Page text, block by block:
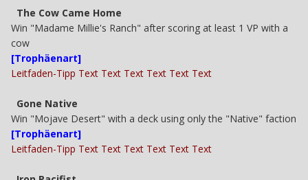
The Cow Came Home
Win "Madame Millie's Ranch" after scoring at least 1 VP with a
cow
[Trophäenart]
Leitfaden-Tipp Text Text Text Text Text Text
Gone Native
Win "Mojave Desert" with a deck using only the "Native" faction
[Trophäenart]
Leitfaden-Tipp Text Text Text Text Text Text